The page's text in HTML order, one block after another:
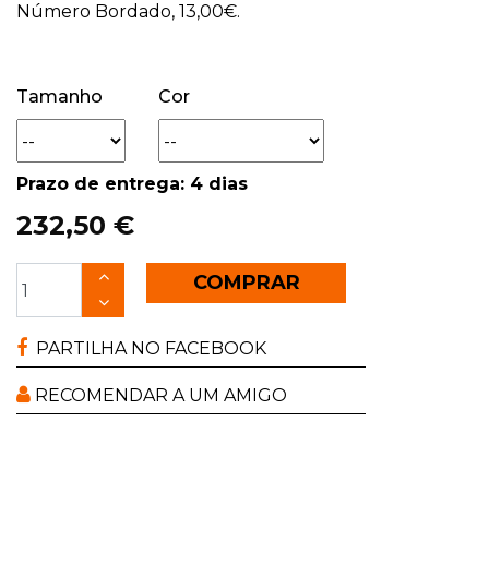
Número Bordado, 13,00€.
Tamanho Cor
Prazo de entrega: 4 dias
232,50 €
COMPRAR
PARTILHA NO FACEBOOK
RECOMENDAR A UM AMIGO